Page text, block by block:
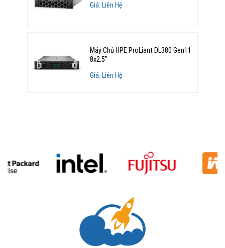
Giá: Liên Hệ
Máy Chủ HPE ProLiant DL380 Gen11
8x2.5"
Giá: Liên Hệ